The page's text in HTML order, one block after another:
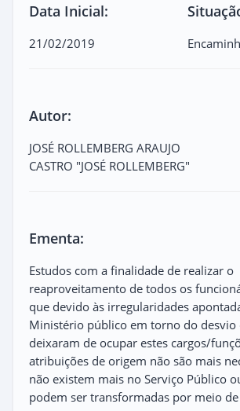
Data Inicial:
21/02/2019
Autor:
JOSÉ ROLLEMBERG ARAUJO
CASTRO "JOSÉ ROLLEMBERG"
Ementa:
Estudos com a finalidade de realizar o
reaproveitamento de todos os
que devido às irregularidades
Ministério público em torno do desvio
deixaram de ocupar estes cargos/
atribuições de origem não são mais
não existem mais no Serviço Público
podem ser transformadas por meio de